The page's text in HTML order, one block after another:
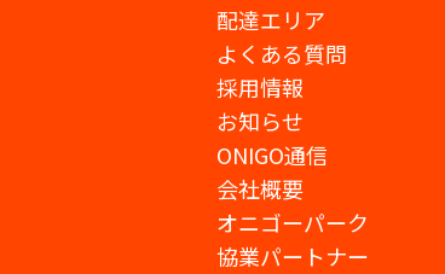
配達エリア
よくある質問
採用情報
お知らせ
ONIGO通信
会社概要
オニゴーパーク
協業パートナー